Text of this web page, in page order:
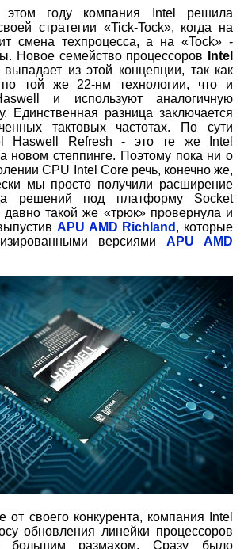
году компания Intel решила
стратегии «Tick-Tock», когда на
смена техпроцесса, а на «Tock» -
Новое семейство процессоров
Intel
выпадает из этой концепции, так как
той же 22-нм технологии, что и
и используют аналогичную
Единственная разница заключается
тактовых частотах. По сути
Haswell Refresh - это те же Intel
новом степпинге. Поэтому пока ни о
CPU Intel Core речь, конечно же,
мы просто получили расширение
решений под платформу Socket
давно такой же «трюк» провернула и
APU AMD Richland , которые
версиямиAPU AMD
от своего конкурента, компания Intel
обновления линейки процессоров
большим размахом. Сразу было